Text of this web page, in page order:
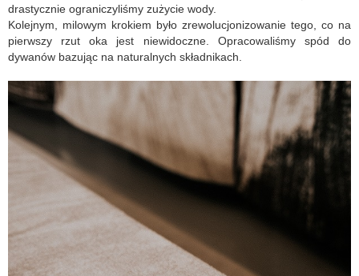
drastycznie ograniczyliśmy zużycie wody.
Kolejnym, milowym krokiem było zrewolucjonizowanie tego, co na
pierwszy rzut oka jest niewidoczne. Opracowaliśmy spód do
dywanów bazując na naturalnych składnikach.